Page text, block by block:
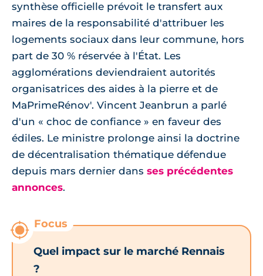
synthèse officielle prévoit le transfert aux
maires de la responsabilité d'attribuer les
logements sociaux dans leur commune, hors
part de 30 % réservée à l'État. Les
agglomérations deviendraient autorités
organisatrices des aides à la pierre et de
MaPrimeRénov'. Vincent Jeanbrun a parlé
d'un « choc de confiance » en faveur des
édiles. Le ministre prolonge ainsi la doctrine
de décentralisation thématique défendue
depuis mars dernier dans ses précédentes
annonces.
Quel impact sur le marché Rennais
?